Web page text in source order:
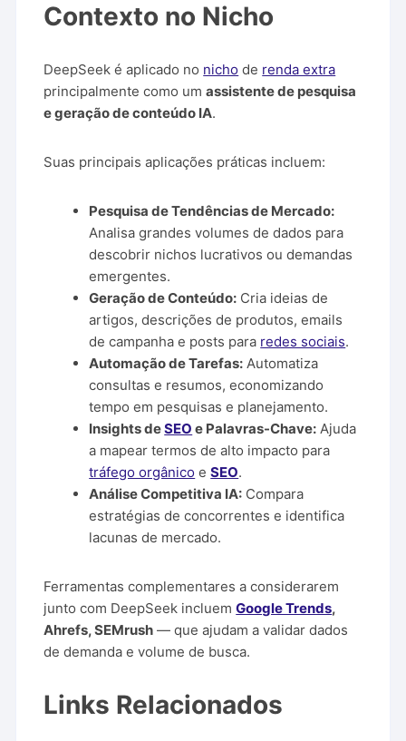
Contexto no Nicho
DeepSeek é aplicado no nicho de renda extra
principalmente como umassistente de pesquisa
e geração de conteúdo IA.
Suas principais aplicações práticas incluem:
Pesquisa de Tendências de Mercado:
Analisa grandes volumes de dados para
descobrir nichos lucrativos ou demandas
emergentes.
Geração de Conteúdo: Cria ideias de
artigos, descrições de produtos, emails
de campanha e posts para redes sociais.
Automação de Tarefas: Automatiza
consultas e resumos, economizando
tempo em pesquisas e planejamento.
Insights deSEO e Palavras-Chave: Ajuda
a mapear termos de alto impacto para
tráfego orgânico eSEO.
Análise Competitiva IA: Compara
estratégias de concorrentes e identifica
lacunas de mercado.
Ferramentas complementares a considerarem
junto com DeepSeek incluemGoogle Trends,
Ahrefs, SEMrush — que ajudam a validar dados
de demanda e volume de busca.
Links Relacionados